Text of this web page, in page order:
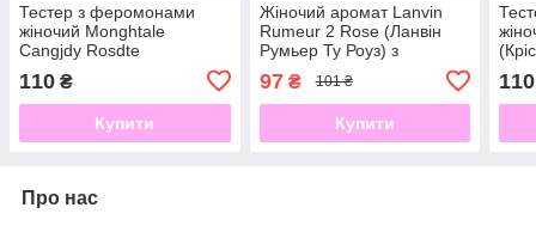
Тестер з феромонами
жіночий Monghtale
Cangjdy Rosdte
Роипоуз) 65 мл
110 ₴
Купити
Жіночий аромат Lanvin
Rumeur 2 Rose (Ланвін
Румьер Ту Роуз) з
97₴ 101 ₴
Купити
110
Про нас